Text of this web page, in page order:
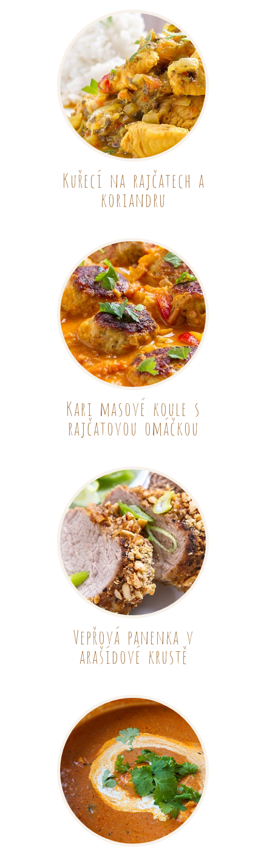
Kuřecí na rajčatech a
koriandru
Kari masové koule s
rajčatovou omáčkou
Vepřová panenka v
arašídové krustě